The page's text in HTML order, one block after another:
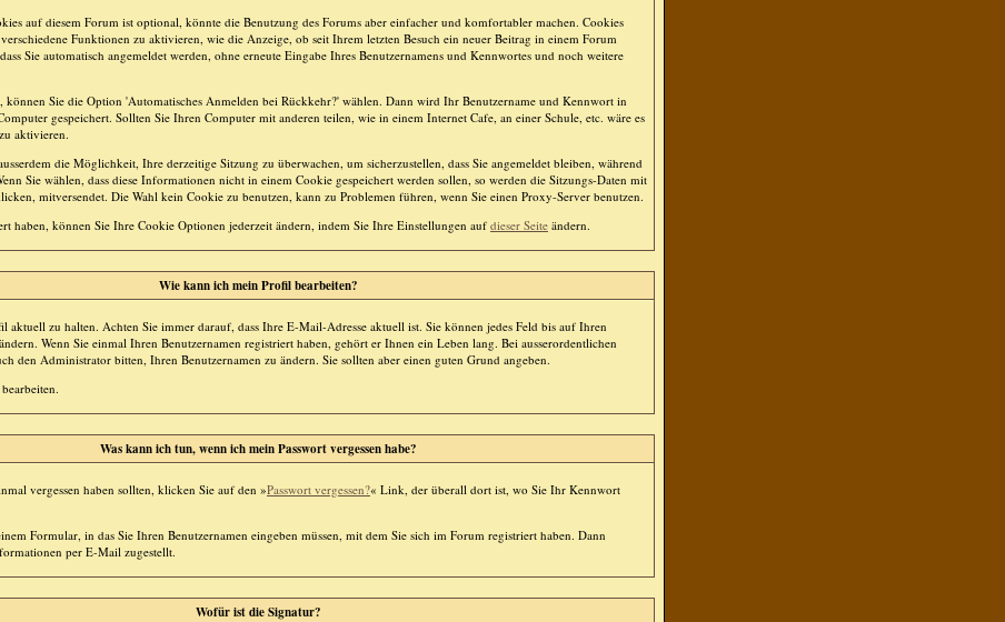
auf diesem Forum ist optional, könnte die Benutzung des Forums aber einfacher und komfortabler machen. Cookies
Funktionen zu aktivieren, wie die Anzeige, ob seit Ihrem letzten Besuch ein neuer Beitrag in einem Forum
Sie automatisch angemeldet werden, ohne erneute Eingabe Ihres Benutzernamens und Kennwortes und noch weitere
können Sie die Option 'Automatisches Anmelden bei Rückkehr?' wählen. Dann wird Ihr Benutzername und Kennwort in
gespeichert. Sollten Sie Ihren Computer mit anderen teilen, wie in einem Internet Cafe, an einer Schule, etc. wäre es
aktivieren.
die Möglichkeit, Ihre derzeitige Sitzung zu überwachen, um sicherzustellen, dass Sie angemeldet bleiben, während
Sie wählen, dass diese Informationen nicht in einem Cookie gespeichert werden sollen, so werden die Sitzungs-Daten mit
mitversendet. Die Wahl kein Cookie zu benutzen, kann zu Problemen führen, wenn Sie einen Proxy-Server benutzen.
haben, können Sie Ihre Cookie Optionen jederzeit ändern, indem Sie Ihre Einstellungen auf dieser Seite ändern.
Wie kann ich mein Profil bearbeiten?
aktuell zu halten. Achten Sie immer darauf, dass Ihre E-Mail-Adresse aktuell ist. Sie können jedes Feld bis auf Ihren
Wenn Sie einmal Ihren Benutzernamen registriert haben, gehört er Ihnen ein Leben lang. Bei ausserordentlichen
den Administrator bitten, Ihren Benutzernamen zu ändern. Sie sollten aber einen guten Grund angeben.
bearbeiten.
Was kann ich tun, wenn ich mein Passwort vergessen habe?
vergessen haben sollten, klicken Sie auf den »Passwort vergessen?« Link, der überall dort ist, wo Sie Ihr Kennwort
Formular, in das Sie Ihren Benutzernamen eingeben müssen, mit dem Sie sich im Forum registriert haben. Dann
per E-Mail zugestellt.
Wofür ist die Signatur?